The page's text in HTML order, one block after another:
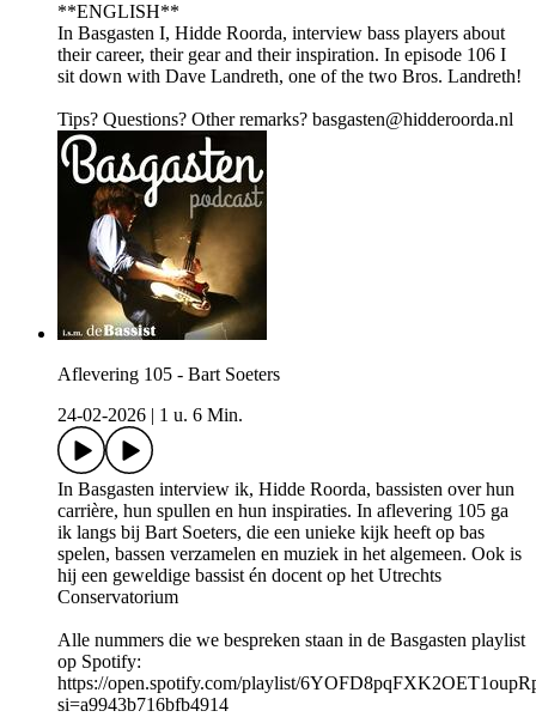
**ENGLISH**
In Basgasten I, Hidde Roorda, interview bass players about
their career, their gear and their inspiration. In episode 106 I
sit down with Dave Landreth, one of the two Bros. Landreth!
Tips? Questions? Other remarks? basgasten@hidderoorda.nl
Aflevering 105 - Bart Soeters
24-02-2026
1 u. 6 Min.
In Basgasten interview ik, Hidde Roorda, bassisten over hun
carrière, hun spullen en hun inspiraties. In aflevering 105 ga
ik langs bij Bart Soeters, die een unieke kijk heeft op bas
spelen, bassen verzamelen en muziek in het algemeen. Ook is
hij een geweldige bassist én docent op het Utrechts
Conservatorium
Alle nummers die we bespreken staan in de Basgasten playlist
op Spotify:
https://open.spotify.com/playlist/
si=a9943b716bfb4914